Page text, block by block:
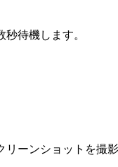
待機します。
リーンショットを撮